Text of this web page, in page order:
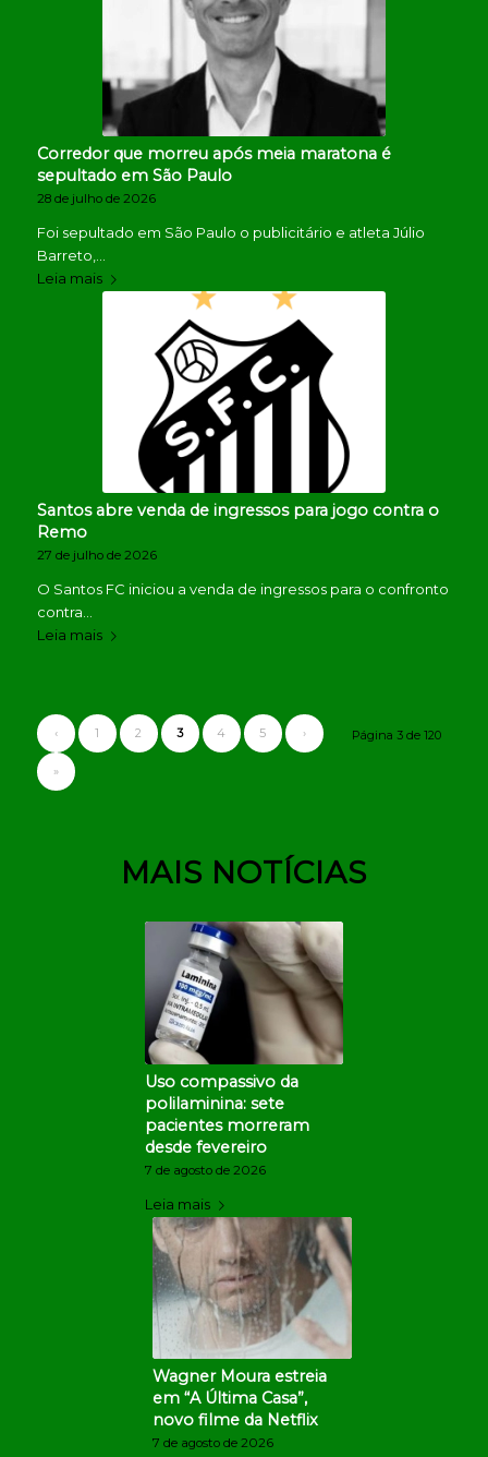
Corredor que morreu após meia maratona é
sepultado em São Paulo
28 de julho de 2026
Foi sepultado em São Paulo o publicitário e atleta Júlio
Barreto,…
Leia mais
Santos abre venda de ingressos para jogo contra o
Remo
27 de julho de 2026
O Santos FC iniciou a venda de ingressos para o confronto
contra…
Leia mais
Página 3 de 120
‹ 1 2 3 4 5 ›
»
MAIS NOTÍCIAS
Uso compassivo da
polilaminina: sete
pacientes morreram
desde fevereiro
7 de agosto de 2026
Leia mais
Wagner Moura estreia
em “A Última Casa”,
novo filme da Netflix
7 de agosto de 2026